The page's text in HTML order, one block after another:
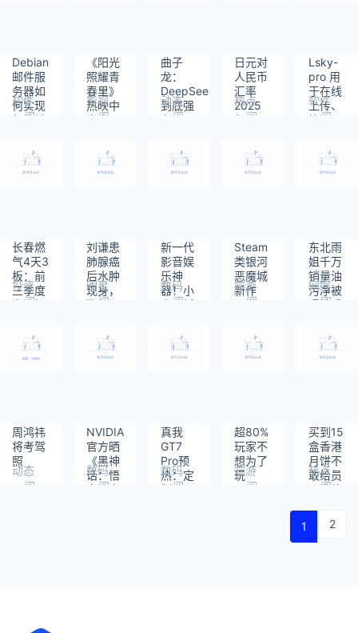
Debian
邮件服
务器如
何实现
邮件转
软件
阅
230
《阳光
照耀青
春里》
热映中
肖央展
精神状
影视
阅
275
曲子
龙：
DeepSeek
到底强
在哪？
动态
阅
日元对
人民币
汇率
2025
年2月5
热点
阅
494
Lsky-
pro 用
于在线
上传、
管理图
床程序
软件
阅
409
长春燃
气4天3
板：前
三季度
净亏损
万元
投资
阅
480
刘谦患
肺腺癌
后水肿
现身，
狗仔
前已拍
了几次
去看病
明星
阅
425
新一代
影音娱
乐神
器！小
米平板
图赏
数码
阅
Steam
类银河
恶魔城
新作
《觉醒
正式发
售！与
银发少
端游
阅
464
东北雨
姐千万
销量油
污净被
曝缺斤
如查实
将面临
数亿赔
网娱
阅
387
周鸿祎
将考驾
照
动态
阅
NVIDIA
官方晒
《黑神
话：悟
空》定
数码
阅
真我
GT7
Pro预
热：定
制万元
数码
阅
超80%
玩家不
想为了
玩
《GTA6》
端游
阅
买到15
盒香港
月饼不
敢给员
工发的
了：流
量费赚
了
热点
阅
846
1 2